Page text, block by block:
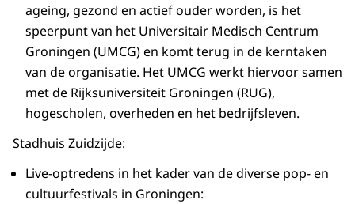
ageing, gezond en actief ouder worden, is het
speerpunt van het Universitair Medisch Centrum
Groningen (UMCG) en komt terug in de kerntaken
van de organisatie. Het UMCG werkt hiervoor samen
met de Rijksuniversiteit Groningen (RUG),
hogescholen, overheden en het bedrijfsleven.
Stadhuis Zuidzijde:
Live-optredens in het kader van de diverse pop- en
cultuurfestivals in Groningen: